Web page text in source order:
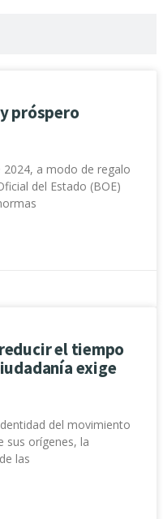
próspero
2024, a modo de regalo
del Estado (BOE)
el tiempo
exige
del movimiento
sus orígenes, la
las